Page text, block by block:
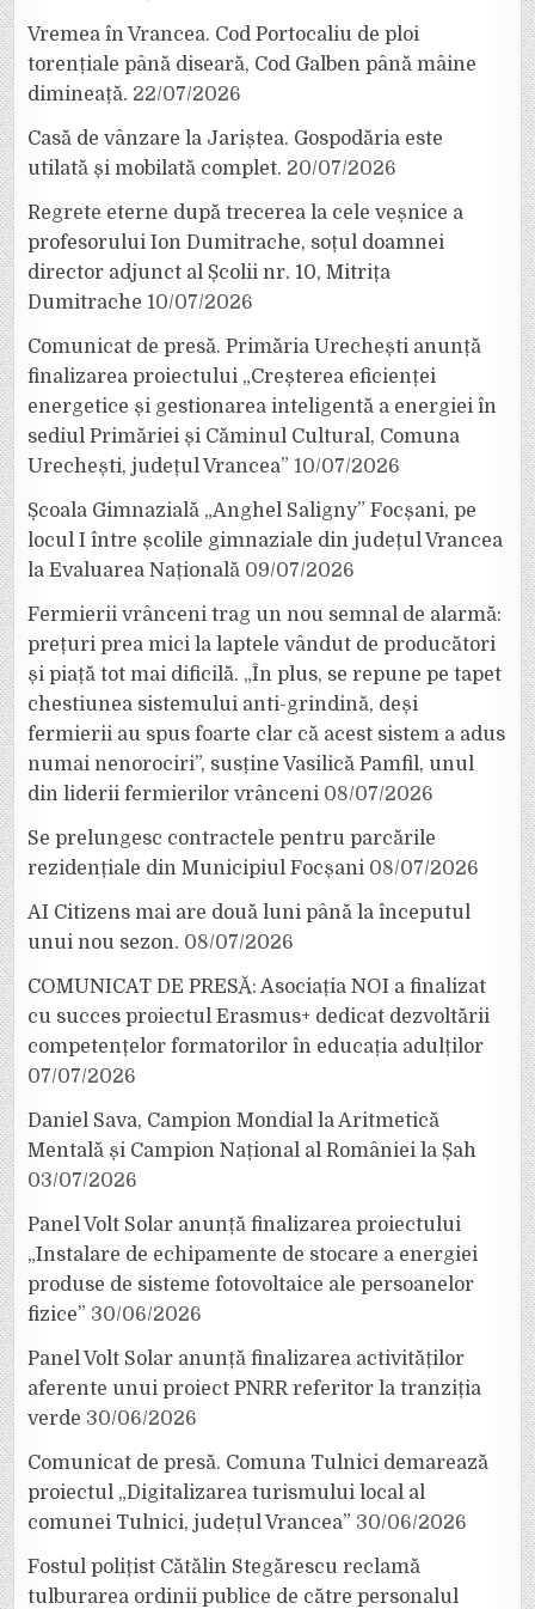
Vremea în Vrancea. Cod Portocaliu de ploi
torențiale până diseară, Cod Galben până mâine
dimineață. 22/07/2026
Casă de vânzare la Jariștea. Gospodăria este
utilată și mobilată complet. 20/07/2026
Regrete eterne după trecerea la cele veșnice a
profesorului Ion Dumitrache, soțul doamnei
director adjunct al Școlii nr. 10, Mitrița
Dumitrache 10/07/2026
Comunicat de presă. Primăria Urechești anunță
finalizarea proiectului „Creșterea eficienței
energetice și gestionarea inteligentă a energiei în
sediul Primăriei și Căminul Cultural, Comuna
Urechești, județul Vrancea” 10/07/2026
Școala Gimnazială „Anghel Saligny” Focșani, pe
locul I între școlile gimnaziale din județul Vrancea
la Evaluarea Națională 09/07/2026
Fermierii vrânceni trag un nou semnal de alarmă:
prețuri prea mici la laptele vândut de producători
și piață tot mai dificilă. „În plus, se repune pe tapet
chestiunea sistemului anti-grindină, deși
fermierii au spus foarte clar că acest sistem a adus
numai nenorociri”, susține Vasilică Pamfil, unul
din liderii fermierilor vrânceni 08/07/2026
Se prelungesc contractele pentru parcările
rezidențiale din Municipiul Focșani 08/07/2026
AI Citizens mai are două luni până la începutul
unui nou sezon. 08/07/2026
COMUNICAT DE PRESĂ: Asociația NOI a finalizat
cu succes proiectul Erasmus+ dedicat dezvoltării
competențelor formatorilor în educația adulților
07/07/2026
Daniel Sava, Campion Mondial la Aritmetică
Mentală și Campion Național al României la Șah
03/07/2026
Panel Volt Solar anunță finalizarea proiectului
„Instalare de echipamente de stocare a energiei
produse de sisteme fotovoltaice ale persoanelor
fizice” 30/06/2026
Panel Volt Solar anunță finalizarea activităților
aferente unui proiect PNRR referitor la tranziția
verde 30/06/2026
Comunicat de presă. Comuna Tulnici demarează
proiectul „Digitalizarea turismului local al
comunei Tulnici, județul Vrancea” 30/06/2026
Fostul polițist Cătălin Stegărescu reclamă
tulburarea ordinii publice de către personalul